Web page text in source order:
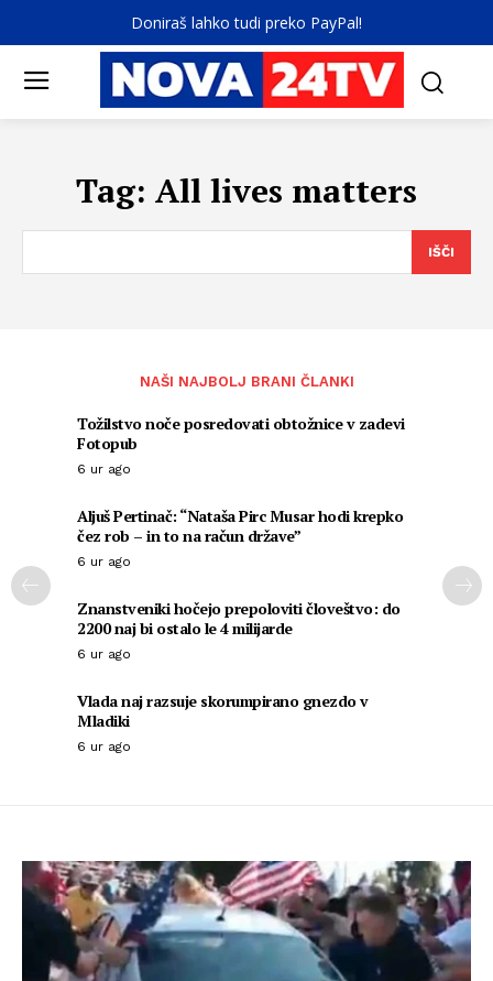
Doniraš lahko tudi preko PayPal!
Tag: All lives matters
IŠČI
NAŠI NAJBOLJ BRANI ČLANKI
Tožilstvo noče posredovati obtožnice v zadevi
Fotopub
6 ur ago
Aljuš Pertinač: “Nataša Pirc Musar hodi krepko
čez rob – in to na račun države”
6 ur ago
Znanstveniki hočejo prepoloviti človeštvo: do
2200 naj bi ostalo le 4 milijarde
6 ur ago
Vlada naj razsuje skorumpirano gnezdo v
Mladiki
6 ur ago